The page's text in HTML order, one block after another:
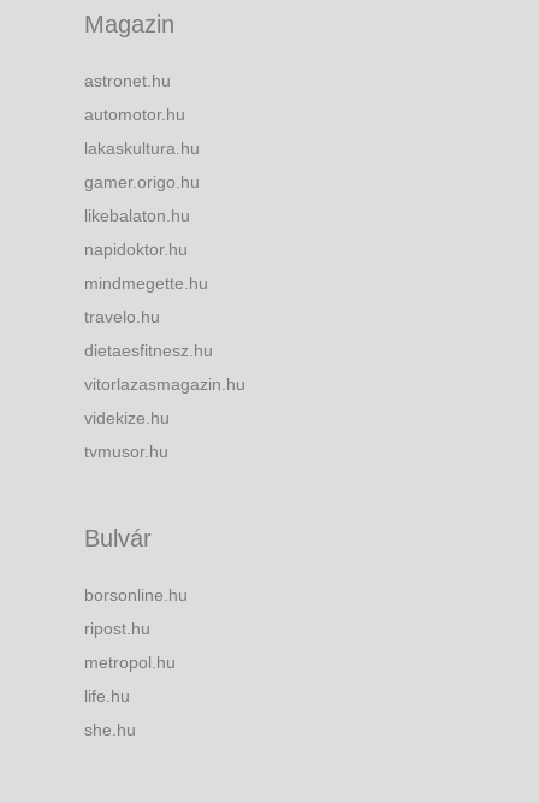
Magazin
astronet.hu
automotor.hu
lakaskultura.hu
gamer.origo.hu
likebalaton.hu
napidoktor.hu
mindmegette.hu
travelo.hu
dietaesfitnesz.hu
vitorlazasmagazin.hu
videkize.hu
tvmusor.hu
Bulvár
borsonline.hu
ripost.hu
metropol.hu
life.hu
she.hu